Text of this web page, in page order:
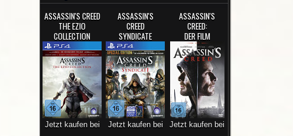
ASSASSIN'S CREED
THE EZIO
COLLECTION
Jetzt kaufen bei
ASSASSIN'S
CREED
SYNDICATE
Jetzt kaufen bei
ASSASSIN'S
CREED:
DER FILM
Jetzt kaufen bei